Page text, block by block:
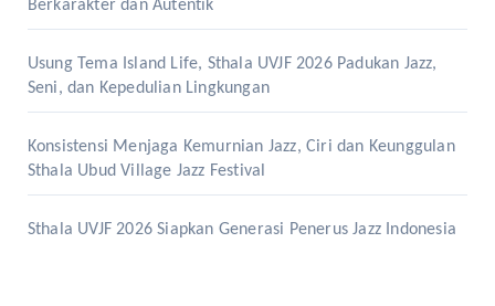
Berkarakter dan Autentik
Usung Tema Island Life, Sthala UVJF 2026 Padukan Jazz,
Seni, dan Kepedulian Lingkungan
Konsistensi Menjaga Kemurnian Jazz, Ciri dan Keunggulan
Sthala Ubud Village Jazz Festival
Sthala UVJF 2026 Siapkan Generasi Penerus Jazz Indonesia